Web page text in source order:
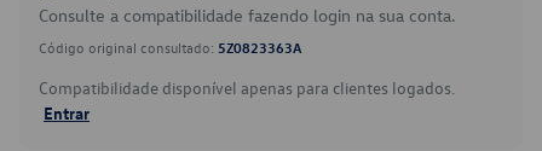
Consulte a compatibilidade fazendo login na sua conta.
Código original consultado: 5Z0823363A
Compatibilidade disponível apenas para clientes logados.
Entrar